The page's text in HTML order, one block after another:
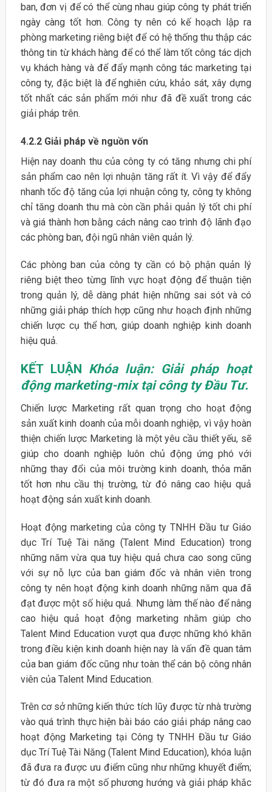
ban, đơn vị để có thể cùng nhau giúp công ty phát triển
ngày càng tốt hơn. Công ty nên có kế hoạch lập ra
phòng marketing riêng biệt để có hệ thống thu thập các
thông tin từ khách hàng để có thể làm tốt công tác dịch
vụ khách hàng và để đẩy mạnh công tác marketing tại
công ty, đặc biệt là để nghiên cứu, khảo sát, xây dựng
tốt nhất các sản phẩm mới như đã đề xuất trong các
giải pháp trên.
4.2.2 Giải pháp về nguồn vốn
Hiện nay doanh thu của công ty có tăng nhưng chi phí
sản phẩm cao nên lợi nhuận tăng rất ít. Vì vậy để đẩy
nhanh tốc độ tăng của lợi nhuận công ty, công ty không
chỉ tăng doanh thu mà còn cần phải quản lý tốt chi phí
và giá thành hơn bằng cách nâng cao trình độ lãnh đạo
các phòng ban, đội ngũ nhân viên quản lý.
Các phòng ban của công ty cần có bộ phận quản lý
riêng biệt theo từng lĩnh vực hoạt động để thuận tiện
trong quản lý, dễ dàng phát hiện những sai sót và có
những giải pháp thích hợp cũng như hoạch định những
chiến lược cụ thể hơn, giúp doanh nghiệp kinh doanh
hiệu quả.
KẾT LUẬN Khóa luận: Giải pháp hoạt
động marketing-mix tại công ty Đầu Tư.
Chiến lược Marketing rất quan trọng cho hoạt động
sản xuất kinh doanh của mỗi doanh nghiệp, vì vậy hoàn
thiện chiến lược Marketing là một yêu cầu thiết yếu, sẽ
giúp cho doanh nghiệp luôn chủ động ứng phó với
những thay đổi của môi trường kinh doanh, thỏa mãn
tốt hơn nhu cầu thị trường, từ đó nâng cao hiệu quả
hoạt động sản xuất kinh doanh.
Hoạt động marketing của công ty TNHH Đầu tư Giáo
dục Trí Tuệ Tài năng (Talent Mind Education) trong
những năm vừa qua tuy hiệu quả chưa cao song cũng
với sự nỗ lực của ban giám đốc và nhân viên trong
công ty nên hoạt động kinh doanh những năm qua đã
đạt được một số hiệu quả. Nhưng làm thế nào để nâng
cao hiệu quả hoạt động marketing nhằm giúp cho
Talent Mind Education vượt qua được những khó khăn
trong điều kiện kinh doanh hiện nay là vấn đề quan tâm
của ban giám đốc cũng như toàn thể cán bộ công nhân
viên của Talent Mind Education.
Trên cơ sở những kiến thức tích lũy được từ nhà trường
vào quá trình thực hiện bài báo cáo giải pháp nâng cao
hoạt động Marketing tại Công ty TNHH Đầu tư Giáo
dục Trí Tuệ Tài Năng (Talent Mind Education), khóa luận
đã đưa ra được ưu điểm cũng như những khuyết điểm;
từ đó đưa ra một số phương hướng và giải pháp khắc